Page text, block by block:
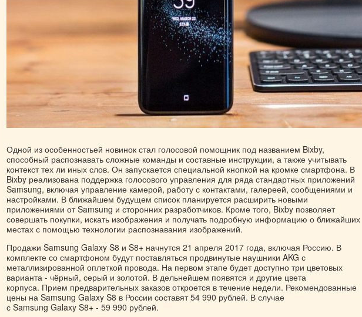
Одной из особенностьей новинок стал голосовой помощник под названием Bixby,
способный распознавать сложные команды и составные инструкции, а также учитывать
контекст тех ли иных слов. Он запускается специальной кнопкой на кромке смартфона. В
Bixby реализована поддержка голосового управления для ряда стандартных приложений
Samsung, включая управление камерой, работу с контактами, галереей, сообщениями и
настройками. В ближайшем будущем список планируется расширить новыми
приложениями от Samsung и сторонних разработчиков. Кроме того, Bixby позволяет
совершать покупки, искать изображения и получать подробную информацию о ближайших
местах с помощью технологии распознавания изображений.
Продажи Samsung Galaxy S8 и S8+ начнутся 21 апреля 2017 года, включая Россию. В
комплекте со смартфоном будут поставляться продвинутые наушники AKG с
металлизированной оплеткой провода. На первом этапе будет доступно три цветовых
варианта - чёрный, серый и золотой. В дельнейшем появятся и другие цвета
корпуса. Прием предварительных заказов откроется в течение недели. Рекомендованные
цены на Samsung Galaxy S8 в России составят 54 990 рублей. В случае
с Samsung Galaxy S8+ - 59 990 рублей.